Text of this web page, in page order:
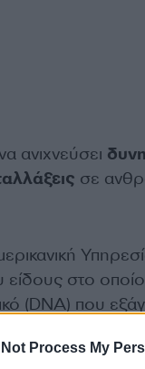
Not Process My
ανιχνεύσει
σε
είδους στο
(DNA) που